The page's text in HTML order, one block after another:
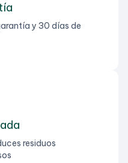
y 30 días de
residuos